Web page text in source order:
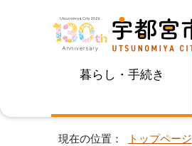
暮らし・手続き
現在の位置： トップページ